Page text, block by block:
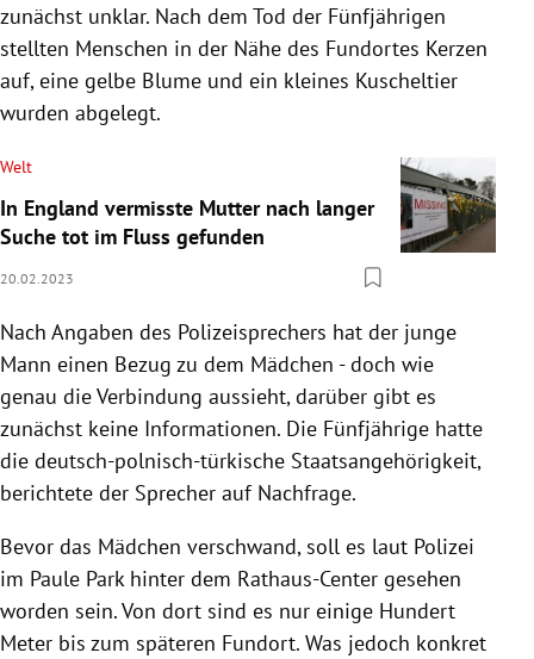
zunächst unklar. Nach dem Tod der Fünfjährigen
stellten Menschen in der Nähe des Fundortes Kerzen
auf, eine gelbe Blume und ein kleines Kuscheltier
wurden abgelegt.
Welt
In England vermisste Mutter nach langer
Suche tot im Fluss gefunden
20.02.2023
Nach Angaben des Polizeisprechers hat der junge
Mann einen Bezug zu dem Mädchen - doch wie
genau die Verbindung aussieht, darüber gibt es
zunächst keine Informationen. Die Fünfjährige hatte
die deutsch-polnisch-türkische Staatsangehörigkeit,
berichtete der Sprecher auf Nachfrage.
Bevor das Mädchen verschwand, soll es laut Polizei
im Paule Park hinter dem Rathaus-Center gesehen
worden sein. Von dort sind es nur einige Hundert
Meter bis zum späteren Fundort. Was jedoch konkret